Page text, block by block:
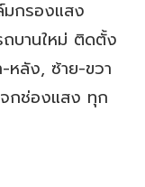
มกรองแสง
ถบานใหม่ ติดตั้ง
หลัง, ซ้าย-ขวา
กช่องแสง ทุก